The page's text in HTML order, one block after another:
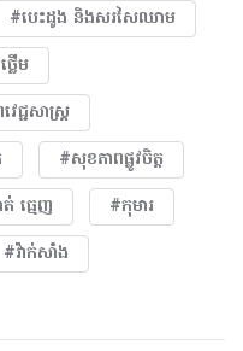
#បេះដូង​ និងសរសៃឈាម
ើម
េជ្ជសាស្រ្ត
#សុខភាពផ្លូវចិត្ត
ធ្មេញ
#កុមារ
#វ៉ាក់សាំង